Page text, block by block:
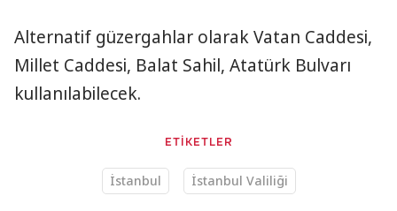
Alternatif güzergahlar olarak Vatan Caddesi,
Millet Caddesi, Balat Sahil, Atatürk Bulvarı
kullanılabilecek.
ETİKETLER
İstanbul İstanbul Valiliği